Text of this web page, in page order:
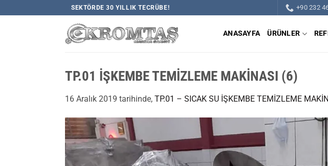
atla
SEKTÖRDE 30 YILLIK TECRÜBE! +90 232
ANASAYFA ÜRÜNLER
TP.01 İŞKEMBE TEMİZLEME MAKİNASI (6)
16 Aralık 2019 tarihinde, TP.01 – SICAK SU İŞKEMBE TEMİZLEME